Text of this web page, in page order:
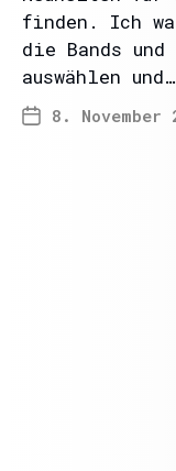
finden. Ich
die Bands und
auswählen und…
8. November